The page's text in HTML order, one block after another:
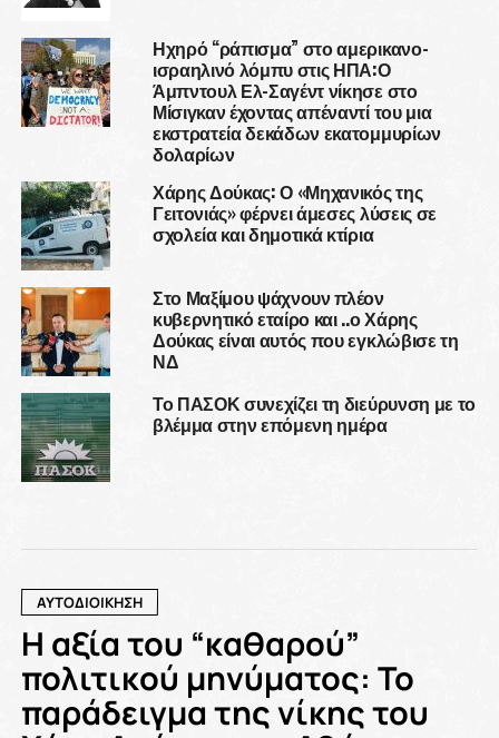
Ηχηρό “ράπισμα” στο αμερικανο-
ισραηλινό λόμπυ στις ΗΠΑ:Ο
Άμπντουλ Ελ-Σαγέντ νίκησε στο
Μίσιγκαν έχοντας απέναντί του μια
εκστρατεία δεκάδων εκατομμυρίων
δολαρίων
Χάρης Δούκας: Ο «Μηχανικός της
Γειτονιάς» φέρνει άμεσες λύσεις σε
σχολεία και δημοτικά κτίρια
Στο Μαξίμου ψάχνουν πλέον
κυβερνητικό εταίρο και ..ο Χάρης
Δούκας είναι αυτός που εγκλώβισε τη
ΝΔ
Το ΠΑΣΟΚ συνεχίζει τη διεύρυνση με το
βλέμμα στην επόμενη ημέρα
ΑΥΤΟΔΙΟΙΚΗΣΗ
Η αξία του “καθαρού”
πολιτικού μηνύματος: Το
παράδειγμα της νίκης του